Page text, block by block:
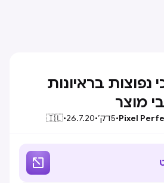
נפוצות בראיונות
מוצר
Pixel
•
5דק׳•
26.7.20
•
🇮🇱
